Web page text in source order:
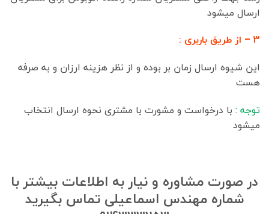
ارسال میشود
3 – از طریق باربری :
این شیوه ارسال زمان بر بوده و از نظر هزینه ارزان و به صرفه
هست
توجه : با درخواست و مشورت با مشتری نحوه ارسال انتخاب
میشود
در صورت مشاوره و نیار به اطلاعات بیشتر با
شماره مهندس اسماعیلی تماس بگیرید